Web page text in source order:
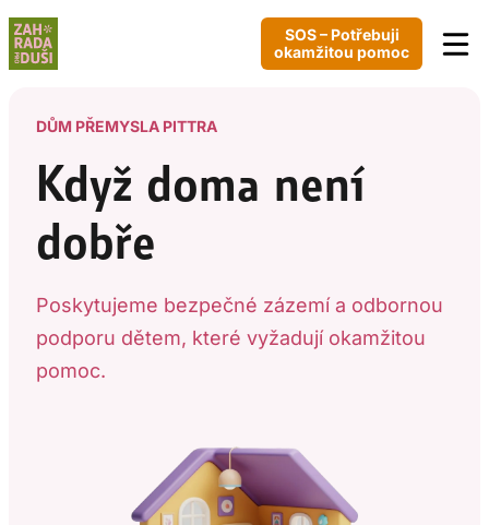
Přeskočit
na
obsah
SOS – Potřebuji
okamžitou pomoc
DŮM PŘEMYSLA PITTRA
Když doma není
dobře
Poskytujeme bezpečné zázemí a odbornou
podporu dětem, které vyžadují okamžitou
pomoc.